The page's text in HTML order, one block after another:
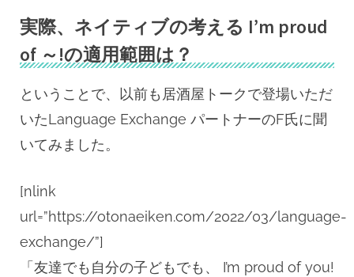
実際、ネイティブの考える I’m proud
of ～!の適用範囲は？
ということで、以前も居酒屋トークで登場いただ
いたLanguage Exchange パートナーのF氏に聞
いてみました。
[nlink
url=”https://otonaeiken.com/2022/03/language-
exchange/”]
「友達でも自分の子どもでも、 I’m proud of you!